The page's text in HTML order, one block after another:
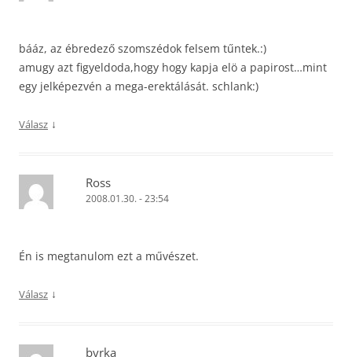
bááz, az ébredező szomszédok felsem tűntek.:)
amugy azt figyeldoda,hogy hogy kapja elö a papirost…mint
egy jelképezvén a mega-erektálását. schlank:)
Válasz ↓
Ross
2008.01.30. - 23:54
Én is megtanulom ezt a művészet.
Válasz ↓
byrka